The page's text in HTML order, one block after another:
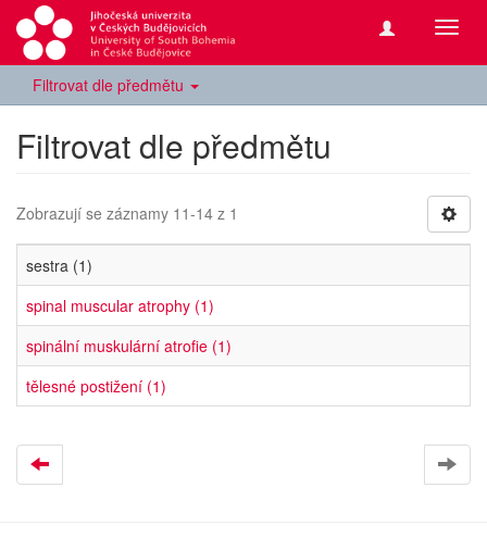
Filtrovat dle předmětu
Filtrovat dle předmětu
Zobrazují se záznamy 11-14 z 1
sestra (1)
spinal muscular atrophy (1)
spinální muskulární atrofie (1)
tělesné postižení (1)